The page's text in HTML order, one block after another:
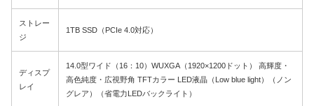
ストレー
ジ
1TB SSD（PCIe 4.0対応）
ディスプ
レイ
14.0型ワイド（16：10）WUXGA（1920×1200ドット） 高輝度・
高色純度・広視野角 TFTカラー LED液晶（Low blue light）（ノン
グレア）（省電力LEDバックライト）